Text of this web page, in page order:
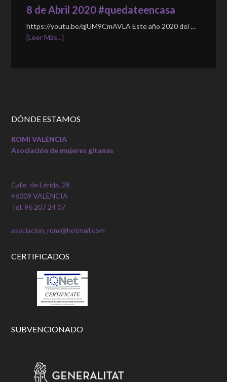
8 de Abril 2020 #quedateencasa
https://youtu.be/qjUM9CmAVLA Este año 2020 del …
[Leer Más...]
DÓNDE ESTAMOS
ROMI VALÈNCIA
Asociación de mujeres gitanas
Calle de Lérida, 28
46009 VALÈNCIA
Tel. 96 207 24 07
asociacion_romi@hotmail.com
CERTIFICADOS
SUBVENCIONADO